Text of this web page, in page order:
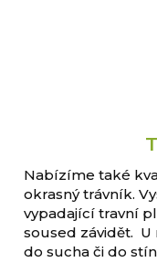
Nabízíme také
okrasný trávník.
vypadající travní
soused závidět. U
do sucha či do